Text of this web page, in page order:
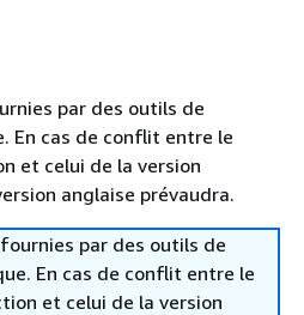
par des outils de
En cas de conflit entre le
et celui de la version
anglaise prévaudra.
par des outils de
En cas de conflit entre le
et celui de la version